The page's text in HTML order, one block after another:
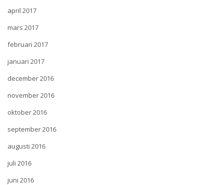
april 2017
mars 2017
februari 2017
januari 2017
december 2016
november 2016
oktober 2016
september 2016
augusti 2016
juli 2016
juni 2016